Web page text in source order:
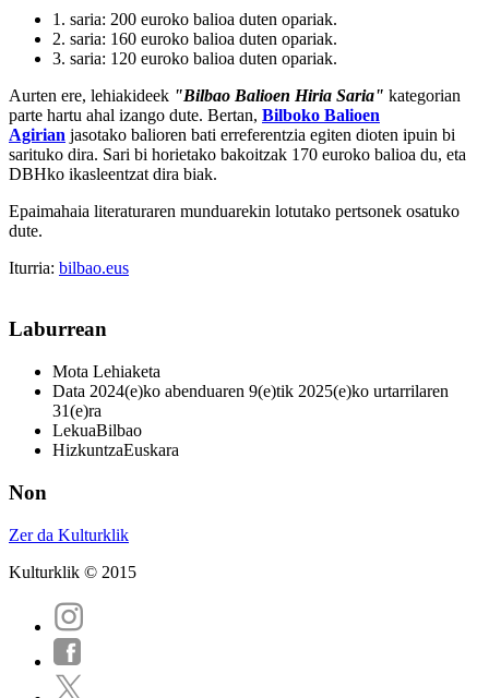
1. saria: 200 euroko balioa duten opariak.
2. saria: 160 euroko balioa duten opariak.
3. saria: 120 euroko balioa duten opariak.
Aurten ere, lehiakideek "Bilbao Balioen Hiria Saria" kategorian
parte hartu ahal izango dute. Bertan, Bilboko Balioen
Agirian jasotako balioren bati erreferentzia egiten dioten ipuin bi
sarituko dira. Sari bi horietako bakoitzak 170 euroko balioa du, eta
DBHko ikasleentzat dira biak.
Epaimahaia literaturaren munduarekin lotutako pertsonek osatuko
dute.
Iturria: bilbao.eus
Laburrean
Mota Lehiaketa
Data 2024(e)ko abenduaren 9(e)tik 2025(e)ko urtarrilaren
31(e)ra
LekuaBilbao
HizkuntzaEuskara
Non
Zer da Kulturklik
Kulturklik © 2015